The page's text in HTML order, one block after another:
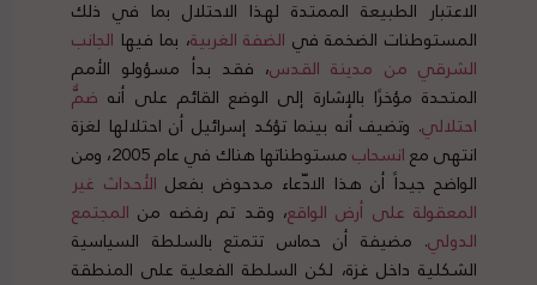
الاعتبار الطبيعة الممتدة لهذا الاحتلال بما في ذلك
المستوطنات الضخمة في الضفة الغربية، بما فيها الجانب
الشرقي من مدينة القدس، فقد بدأ مسؤولو الأمم
المتحدة مؤخرًا بالإشارة إلى الوضع القائم على أنه ضم
احتلالي. وتضيف أنه بينما تؤكد إسرائيل أن احتلالها لغزة
انتهى معانسحاب
مستوطناتها هناك في عام 2005، ومن
الواضح جيداً أن هذا الادّعاء مدحوض بفعل الأحداث غير
المعقولة على أرض الواقع، وقد تم رفضه من المجتمع
الدولي. مضيفة أن حماس تتمتع بالسلطة السياسية
الشكلية داخل غزة، لكن السلطة الفعلية على المنطقة